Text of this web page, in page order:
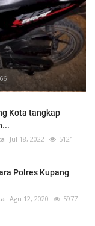
Kota tangkap
Jul 18, 2022 5121
Polres Kupang
Agu 12, 2020 5977